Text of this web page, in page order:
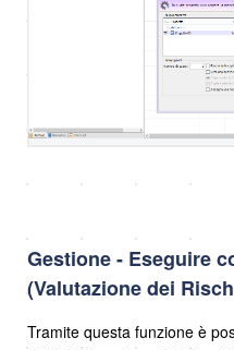
Gestione - Eseguire
(Valutazione dei
Tramite questa funzione è